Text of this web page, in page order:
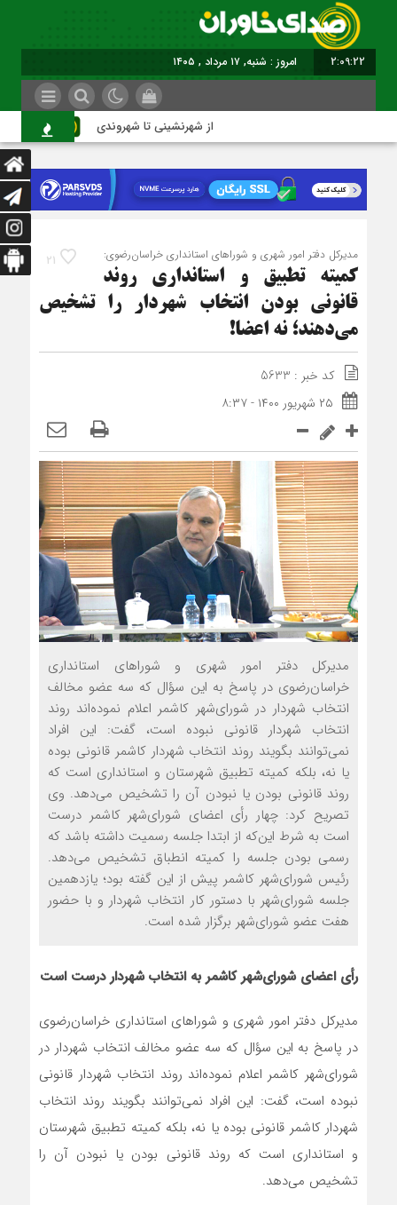
2:09:23 امروز : شنبه, ۱۷ مرداد , ۱۴۰۵
از شهرنشینی تا شهروندی
21 مدیرکل دفتر امور شهری و شوراهای استانداری خراسان‌رضوی:
کمیته تطبیق و استانداری روند
قانونی بودن انتخاب شهردار را تشخیص
می‌دهند؛ نه اعضا!
کد خبر : 5633
۲۵ شهریور ۱۴۰۰ - ۸:۳۷
مدیرکل دفتر امور شهری و شوراهای استانداری
خراسان‌رضوی در پاسخ به این سؤال که سه عضو مخالف
انتخاب شهردار در شورای‌شهر کاشمر اعلام نموده‌اند روند
انتخاب شهردار قانونی نبوده است، گفت: این افراد
نمی‌توانند بگویند روند انتخاب شهردار کاشمر قانونی بوده
یا نه، بلکه کمیته تطبیق شهرستان و استانداری است که
روند قانونی بودن یا نبودن آن را تشخیص می‌دهد. وی
تصریح کرد: چهار رأی اعضای شورای‌شهر کاشمر درست
است به شرط این‌که از ابتدا جلسه رسمیت داشته باشد که
رسمی بودن جلسه را کمیته انطباق تشخیص می‌دهد.
رئیس شورای‌شهر کاشمر پیش از این گفته بود؛ یازدهمین
جلسه شورای‌شهر با دستور کار انتخاب شهردار و با حضور
هفت عضو شورای‌شهر برگزار شده است.
رأی اعضای شورای‌شهر کاشمر به انتخاب شهردار درست است
مدیرکل دفتر امور شهری و شوراهای استانداری خراسان‌رضوی
در پاسخ به این سؤال که سه عضو مخالف انتخاب شهردار در
شورای‌شهر کاشمر اعلام نموده‌اند روند انتخاب شهردار قانونی
نبوده است، گفت: این افراد نمی‌توانند بگویند روند انتخاب
شهردار کاشمر قانونی بوده یا نه، بلکه کمیته تطبیق شهرستان
و استانداری است که روند قانونی بودن یا نبودن آن را
تشخیص می‌دهد.